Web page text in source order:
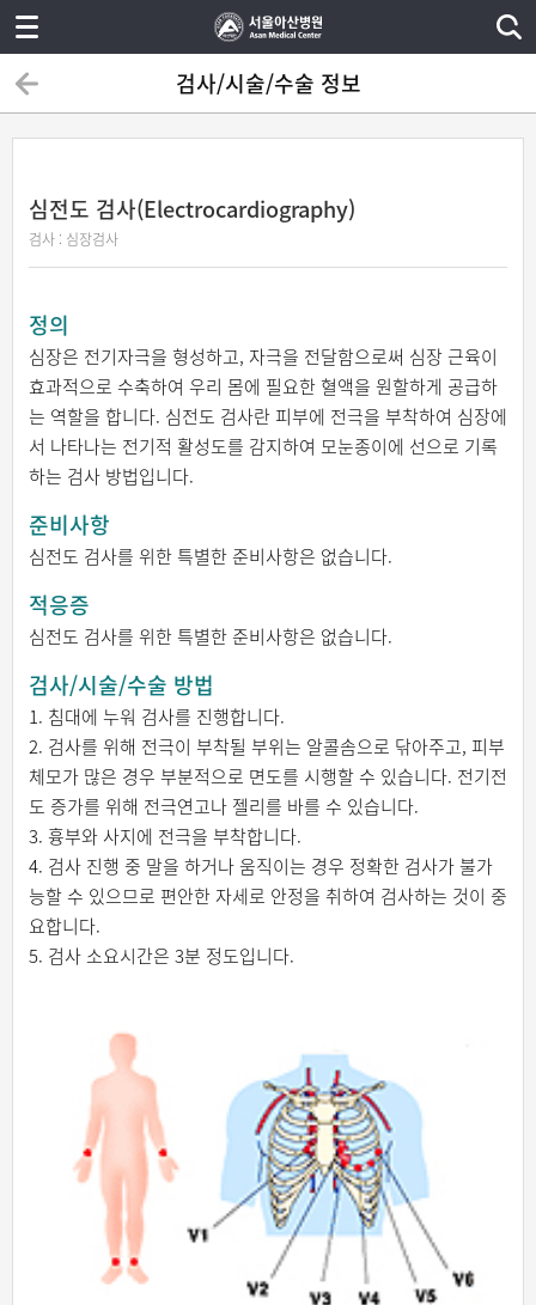
검사/시술/수술 정보
심전도 검사(Electrocardiography)
검사 : 심장검사
정의
심장은 전기자극을 형성하고, 자극을 전달함으로써 심장 근육이
효과적으로 수축하여 우리 몸에 필요한 혈액을 원할하게 공급하
는 역할을 합니다. 심전도 검사란 피부에 전극을 부착하여 심장에
서 나타나는 전기적 활성도를 감지하여 모눈종이에 선으로 기록
하는 검사 방법입니다.
준비사항
심전도 검사를 위한 특별한 준비사항은 없습니다.
적응증
심전도 검사를 위한 특별한 준비사항은 없습니다.
검사/시술/수술 방법
1. 침대에 누워 검사를 진행합니다.
2. 검사를 위해 전극이 부착될 부위는 알콜솜으로 닦아주고, 피부
체모가 많은 경우 부분적으로 면도를 시행할 수 있습니다. 전기전
도 증가를 위해 전극연고나 젤리를 바를 수 있습니다.
3. 흉부와 사지에 전극을 부착합니다.
4. 검사 진행 중 말을 하거나 움직이는 경우 정확한 검사가 불가
능할 수 있으므로 편안한 자세로 안정을 취하여 검사하는 것이 중
요합니다.
5. 검사 소요시간은 3분 정도입니다.